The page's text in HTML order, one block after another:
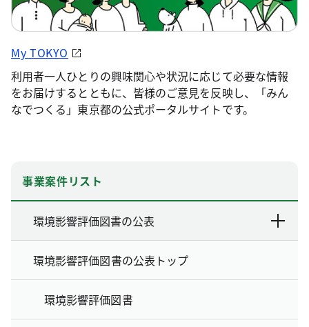
My TOKYO
利用者一人ひとりの興味関心や状況に応じて必要な情報
をお届けするとともに、皆様のご意見を反映し、「みん
なでつくる」東京都の公式ポータルサイトです。
事業案件リスト
環境影響評価図書の公表
環境影響評価図書の公表トップ
環境影響評価図書